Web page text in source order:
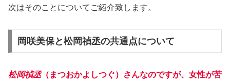
次はそのことについてご紹介致します。
岡咲美保と松岡禎丞の共通点について
松岡禎丞（まつおかよしつぐ）さんなのですが、女性が苦